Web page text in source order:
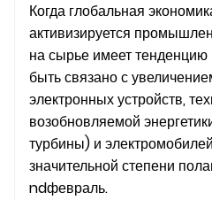
Когда глобальная
активизируется
на сырье имеет тенденцию
быть связано с
электронных устройств,
возобновляемой
турбины) и
значительной степени
ndфевраль.